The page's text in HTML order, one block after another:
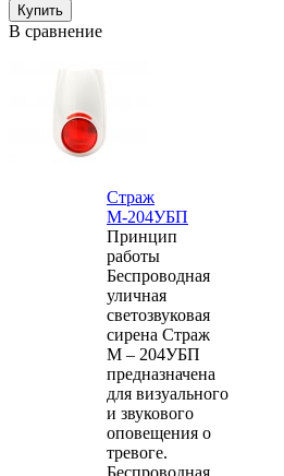
В сравнение
Страж
М-204УБП
Принцип
работы
Беспроводная
уличная
светозвуковая
сирена Страж
М – 204УБП
предназначена
для визуального
и звукового
оповещения о
тревоге.